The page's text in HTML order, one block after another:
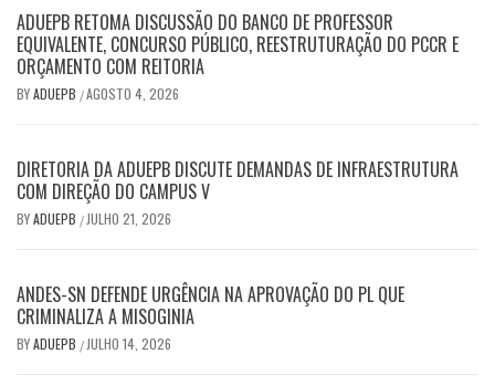
ADUEPB RETOMA DISCUSSÃO DO BANCO DE PROFESSOR
EQUIVALENTE, CONCURSO PÚBLICO, REESTRUTURAÇÃO DO PCCR E
ORÇAMENTO COM REITORIA
BYADUEPB /AGOSTO 4, 2026
DIRETORIA DA ADUEPB DISCUTE DEMANDAS DE INFRAESTRUTURA
COM DIREÇÃO DO CAMPUS V
BYADUEPB / JULHO 21, 2026
ANDES-SN DEFENDE URGÊNCIA NA APROVAÇÃO DO PL QUE
CRIMINALIZA A MISOGINIA
BYADUEPB / JULHO 14, 2026